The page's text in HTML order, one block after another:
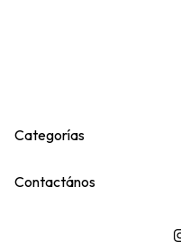
Categorías
Contactános